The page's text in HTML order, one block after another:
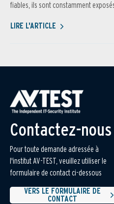
fiables, ils sont constamment
LIRE L'ARTICLE
Contactez-nous
Pour toute demande adressée à
l'institut AV-TEST, veuillez utiliser le
formulaire de contact ci-dessous
VERS LE FORMULAIRE DE
CONTACT